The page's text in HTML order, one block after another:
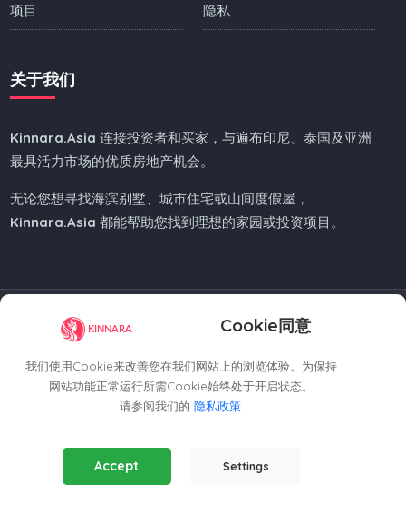
Cookie同意
我们使用Cookie来改善您在我们网站上的浏览体验。为保持
网站功能正常运行所需Cookie始终处于开启状态。
请参阅我们的 隐私政策.
Essential Cookies(Always Active)
Required for the website to function properly.
Accept Settings
项目 隐私
关于我们
Kinnara.Asia 连接投资者和买家，与遍布印尼、泰国及亚洲
最具活力市场的优质房地产机会。
无论您想寻找海滨别墅、城市住宅或山间度假屋，
Kinnara.Asia 都能帮助您找到理想的家园或投资项目。
Regional Offices
Kinnara Limited - Thailand
58, 9 Lagoon Rd, Choeng Thale
Thalang District, Phuket, 83110, Thailand
thailand@kinnara.asia
Kinnara Limited - Indonesia